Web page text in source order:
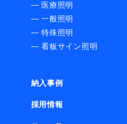
― 医療照明
― 一般照明
― 特殊照明
― 看板サイン照明
納入事例
採用情報